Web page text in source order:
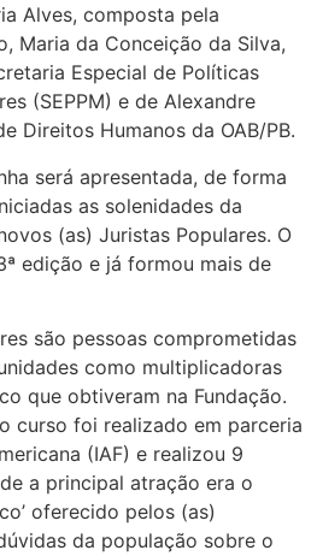
Alves, composta pela
Maria da Conceição da Silva,
Especial de Políticas
(SEPPM) e de Alexandre
Direitos Humanos da OAB/PB.
será apresentada, de forma
as solenidades da
(as) Juristas Populares. O
edição e já formou mais de
são pessoas comprometidas
como multiplicadoras
que obtiveram na Fundação.
curso foi realizado em parceria
(IAF) e realizou 9
a principal atração era o
oferecido pelos (as)
da população sobre o